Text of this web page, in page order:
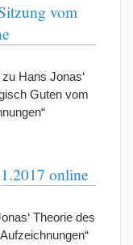
vom
Hans Jonas‘
Guten vom
online
Theorie des